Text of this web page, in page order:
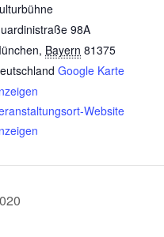
98A
, Bayern 81375
Google Karte
Website